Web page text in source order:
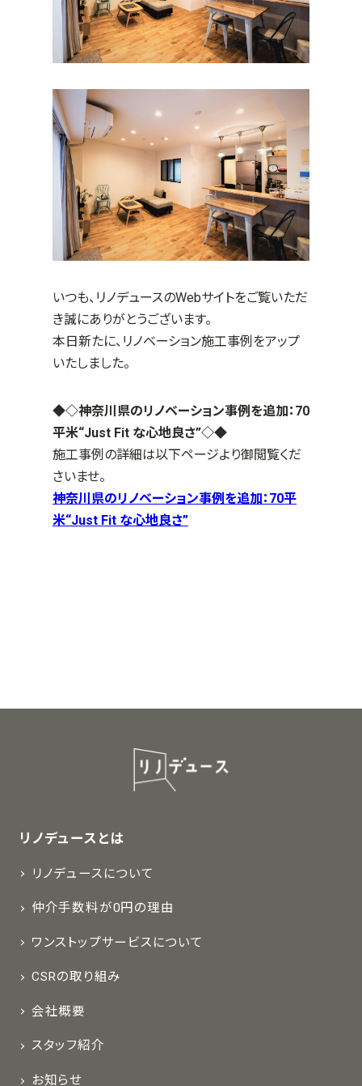
いつも、リノデュースのWebサイトをご覧いただ
き誠にありがとうございます。
本日新たに、リノベーション施工事例をアップ
いたしました。
◆◇神奈川県のリノベーション事例を追加：70
平米“Just Fit な心地良さ”◇◆
施工事例の詳細は以下ページより御閲覧くだ
さいませ。
神奈川県のリノベーション事例を追加：70平
米“Just Fit な心地良さ”
リノデュースとは
リノデュースについて
仲介手数料が0円の理由
ワンストップサービスについて
CSRの取り組み
会社概要
スタッフ紹介
お知らせ